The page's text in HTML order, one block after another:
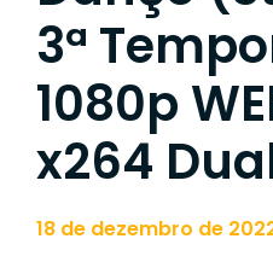
3ª
1080p
x264
18 de dezembro de